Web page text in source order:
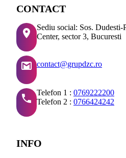
CONTACT
Sediu social: Sos.
Center, sector 3, Bucuresti
contact@grupdzc.ro
Telefon 1 : 0769222200
Telefon 2 : 0766424242
INFO